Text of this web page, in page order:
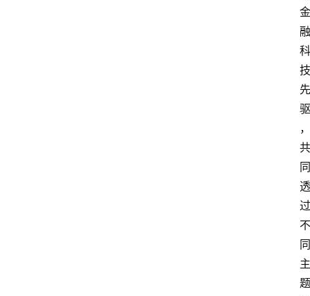
金
融
科
技
先
驱
，
共
同
透
过
不
同
主
题